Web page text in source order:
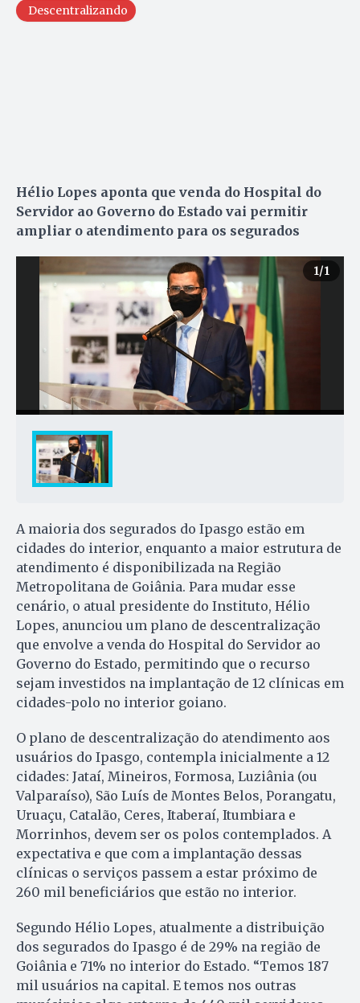
Descentralizando
Hélio Lopes aponta que venda do Hospital do
Servidor ao Governo do Estado vai permitir
ampliar o atendimento para os segurados
1/1
A maioria dos segurados do Ipasgo estão em
cidades do interior, enquanto a maior estrutura de
atendimento é disponibilizada na Região
Metropolitana de Goiânia. Para mudar esse
cenário, o atual presidente do Instituto, Hélio
Lopes, anunciou um plano de descentralização
que envolve a venda do Hospital do Servidor ao
Governo do Estado, permitindo que o recurso
sejam investidos na implantação de 12 clínicas em
cidades-polo no interior goiano.
O plano de descentralização do atendimento aos
usuários do Ipasgo, contempla inicialmente a 12
cidades: Jataí, Mineiros, Formosa, Luziânia (ou
Valparaíso), São Luís de Montes Belos, Porangatu,
Uruaçu, Catalão, Ceres, Itaberaí, Itumbiara e
Morrinhos, devem ser os polos contemplados. A
expectativa e que com a implantação dessas
clínicas o serviços passem a estar próximo de
260 mil beneficiários que estão no interior.
Segundo Hélio Lopes, atualmente a distribuição
dos segurados do Ipasgo é de 29% na região de
Goiânia e 71% no interior do Estado. “Temos 187
mil usuários na capital. E temos nos outras